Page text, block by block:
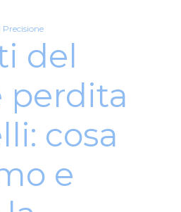
Precisione
del
perdita
cosa
e